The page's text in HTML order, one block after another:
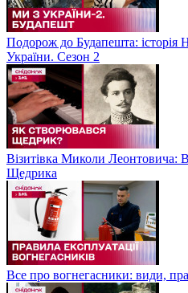
Подорож до Будапешта: історія
України. Сезон 2
Візитівка Миколи Леонтовича:
Щедрика
Все про вогнегасники: види,